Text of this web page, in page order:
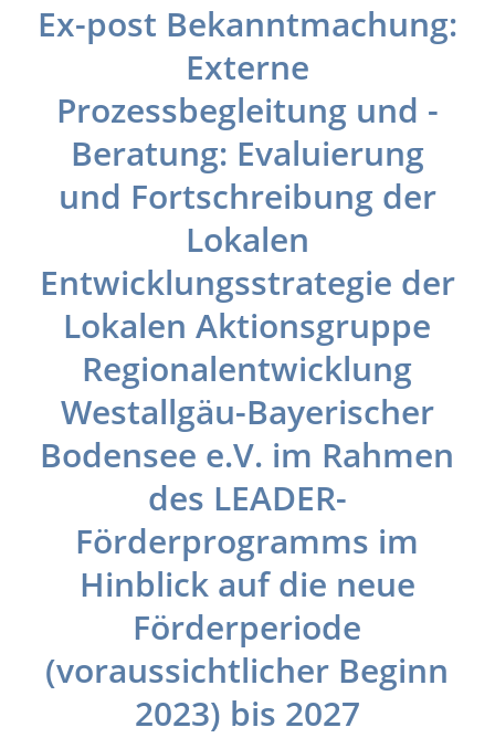
Ex-post Bekanntmachung:
Externe
Prozessbegleitung und -
Beratung: Evaluierung
und Fortschreibung der
Lokalen
Entwicklungsstrategie der
Lokalen Aktionsgruppe
Regionalentwicklung
Westallgäu-Bayerischer
Bodensee e.V. im Rahmen
des LEADER-
Förderprogramms im
Hinblick auf die neue
Förderperiode
(voraussichtlicher Beginn
2023) bis 2027